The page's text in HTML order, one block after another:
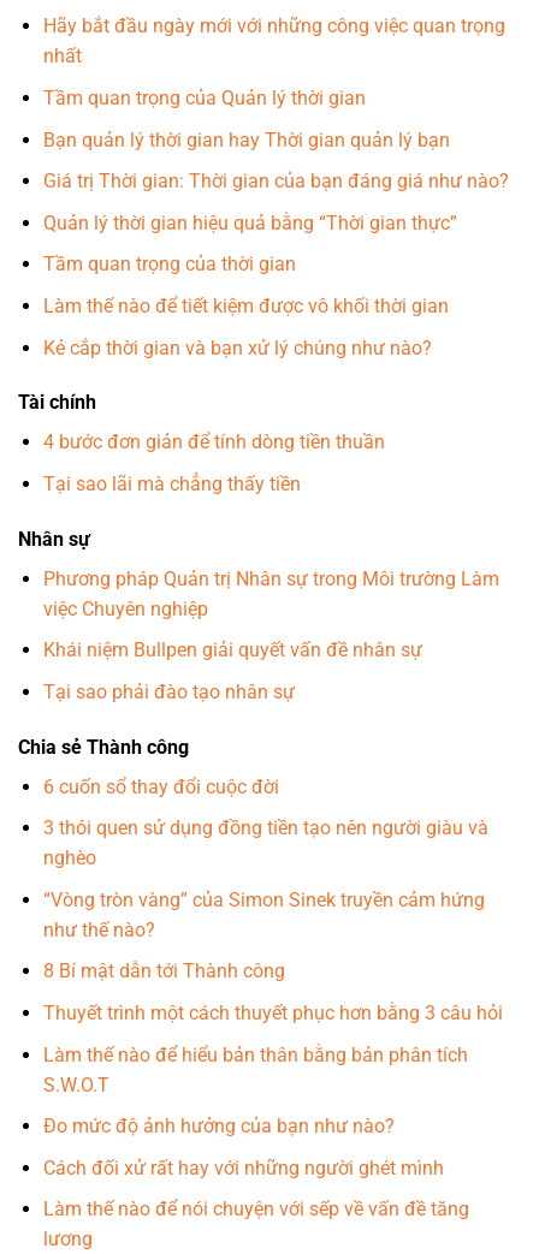
Hãy bắt đầu ngày mới với những công việc quan trọng
nhất
Tầm quan trọng của Quản lý thời gian
Bạn quản lý thời gian hay Thời gian quản lý bạn
Giá trị Thời gian: Thời gian của bạn đáng giá như nào?
Quản lý thời gian hiệu quả bằng “Thời gian thực”
Tầm quan trọng của thời gian
Làm thế nào để tiết kiệm được vô khối thời gian
Kẻ cắp thời gian và bạn xử lý chúng như nào?
Tài chính
4 bước đơn giản để tính dòng tiền thuần
Tại sao lãi mà chẳng thấy tiền
Nhân sự
Phương pháp Quản trị Nhân sự trong Môi trường Làm
việc Chuyên nghiệp
Khái niệm Bullpen giải quyết vấn đề nhân sự
Tại sao phải đào tạo nhân sự
Chia sẻ Thành công
6 cuốn sổ thay đổi cuộc đời
3 thói quen sử dụng đồng tiền tạo nên người giàu và
nghèo
“Vòng tròn vàng” của Simon Sinek truyền cảm hứng
như thế nào?
8 Bí mật dẫn tới Thành công
Thuyết trình một cách thuyết phục hơn bằng 3 câu hỏi
Làm thế nào để hiểu bản thân bằng bản phân tích
S.W.O.T
Đo mức độ ảnh hưởng của bạn như nào?
Cách đối xử rất hay với những người ghét mình
Làm thế nào để nói chuyện với sếp về vấn đề tăng
lương